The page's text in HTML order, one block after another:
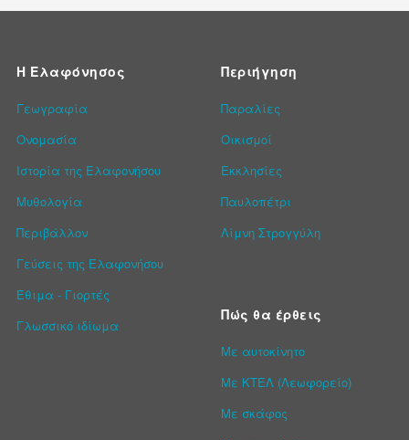
Η Ελαφόνησος
Γεωγραφία
Ονομασία
Ιστορία της Ελαφονήσου
Μυθολογία
Περιβάλλον
Γεύσεις της Ελαφονήσου
Έθιμα - Γιορτές
Γλωσσικό ιδίωμα
Περιήγηση
Παραλίες
Οικισμοί
Εκκλησίες
Παυλοπέτρι
Λίμνη Στρογγύλη
Πώς θα έρθεις
Με αυτοκίνητο
Με ΚΤΕΛ (Λεωφορείο)
Με σκάφος